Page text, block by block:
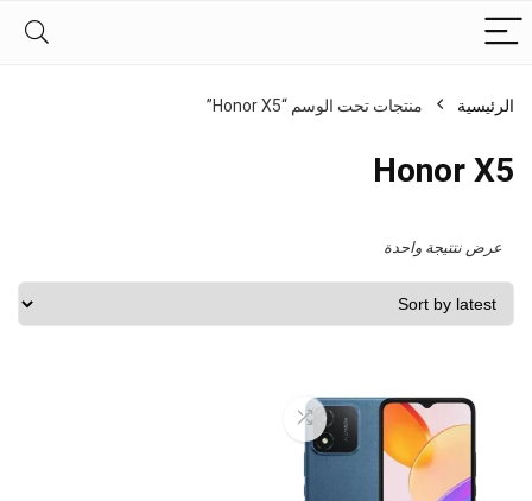
الرئيسية منتجات تحت الوسم “Honor X5”
Honor X5
عرض نتتيجة واحدة